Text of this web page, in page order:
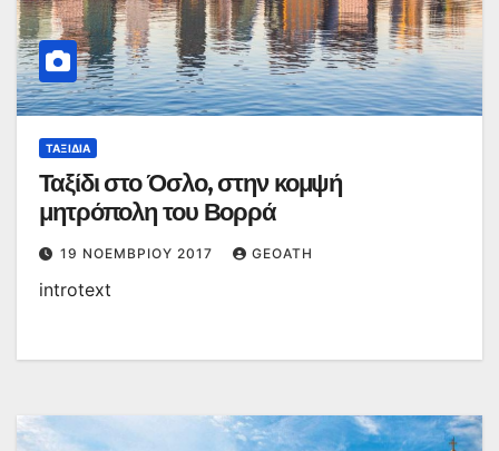
ΤΑΞΊΔΙΑ
Ταξίδι στο Όσλο, στην κομψή
μητρόπολη του Βορρά
19 ΝΟΕΜΒΡΊΟΥ 2017 GEOATH
introtext